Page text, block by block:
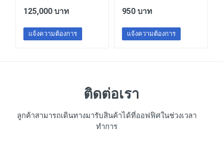
125,000 บาท
แจ้งความต้องการ
950 บาท
แจ้งความต้องการ
ติดต่อเรา
ลูกค้าสามารถเดินทางมารับสินค้าได้ที่ออฟฟิศในช่วงเวลา
ทำการ